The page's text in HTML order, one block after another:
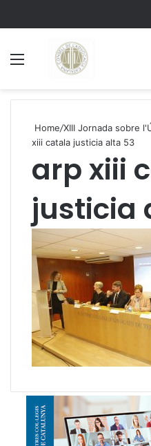
Home/XIII Jornada sobre
xiii catala justicia alta 53
arp xiii
justicia